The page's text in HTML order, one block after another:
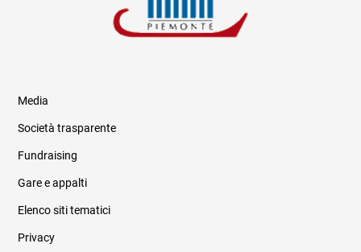
Informazioni legali e trasparenza
Media
Società trasparente
Fundraising
Gare e appalti
Elenco siti tematici
Privacy